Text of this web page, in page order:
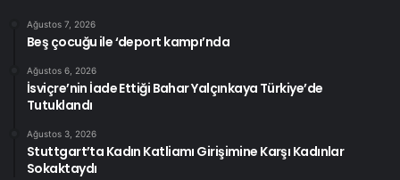
Ağustos 7, 2026
Beş çocuğu ile ‘deport kampı’nda
Ağustos 6, 2026
İsviçre’nin İade Ettiği Bahar Yalçınkaya Türkiye’de
Tutuklandı
Ağustos 3, 2026
Stuttgart’ta Kadın Katliamı Girişimine Karşı Kadınlar
Sokaktaydı